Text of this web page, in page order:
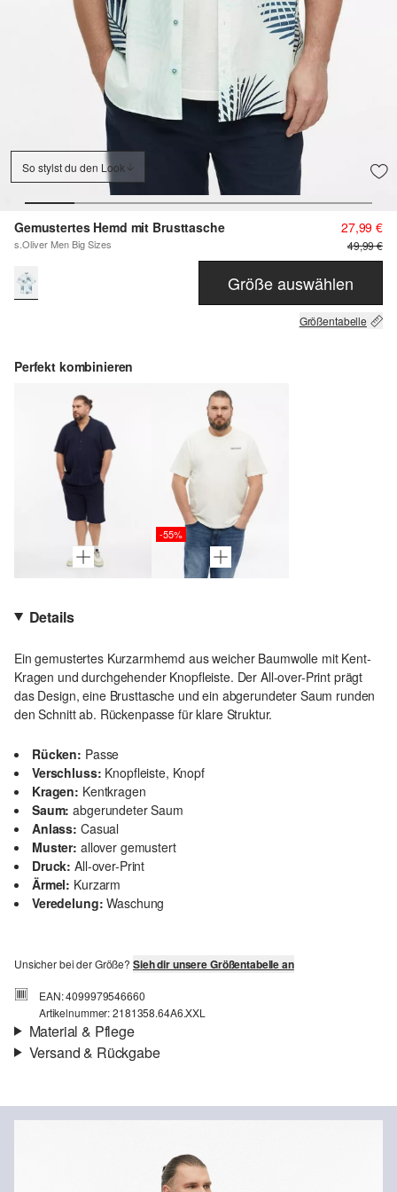
So stylst du den Look
Gemustertes Hemd mit Brusttasche
s.Oliver Men Big Sizes
27,99 €
49,99 €
Größe auswählen
Größentabelle
Perfekt kombinieren
-55%
Details
Ein gemustertes Kurzarmhemd aus weicher Baumwolle mit Kent-
Kragen und durchgehender Knopfleiste. Der All-over-Print prägt
das Design, eine Brusttasche und ein abgerundeter Saum runden
den Schnitt ab. Rückenpasse für klare Struktur.
Rücken: Passe
Verschluss: Knopfleiste, Knopf
Kragen: Kentkragen
Saum: abgerundeter Saum
Anlass: Casual
Muster: allover gemustert
Druck: All-over-Print
Ärmel: Kurzarm
Veredelung: Waschung
Unsicher bei der Größe? Sieh dir unsere Größentabelle an
EAN: 4099979546660
Artikelnummer: 2181358.64A6.XXL
Material & Pflege
Versand & Rückgabe
Standardlieferung einer Bestellung in Höhe von 3,95 € an. Fashion
einem Mindestbestellwert in Höhe von 149,00 € (bei einem
geringeren Bestellwert betragen die Versandkosten für eine